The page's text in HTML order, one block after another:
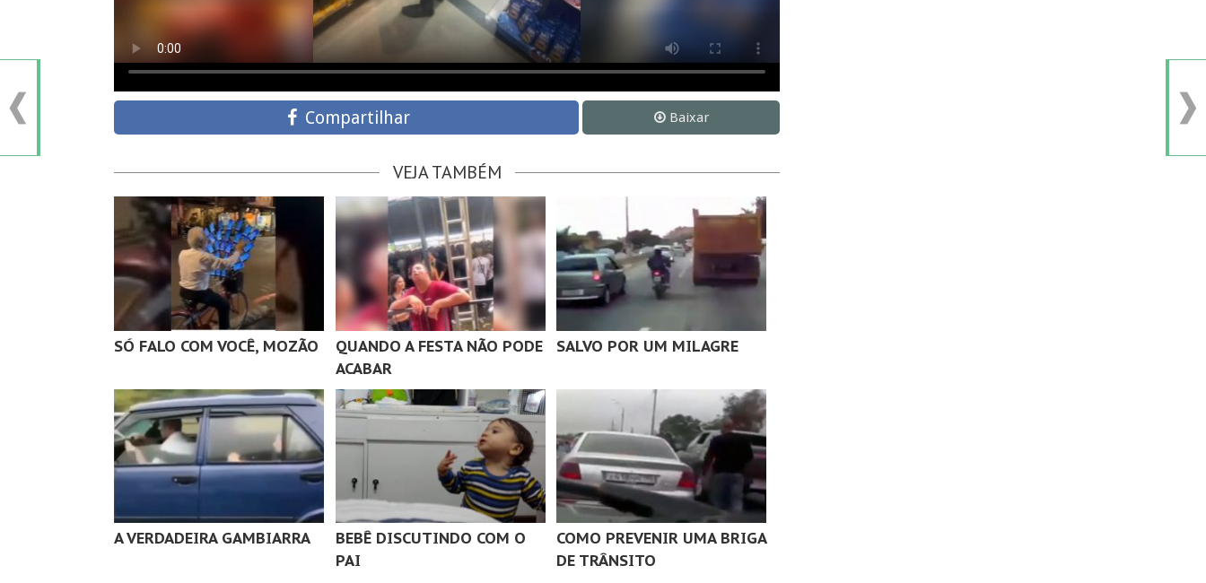
Compartilhar Baixar
VEJA TAMBÉM
SÓ FALO COM VOCÊ, MOZÃO
QUANDO A FESTA NÃO PODE
ACABAR
SALVO POR UM MILAGRE
A VERDADEIRA GAMBIARRA
BEBÊ DISCUTINDO COM O
PAI
COMO PREVENIR UMA BRIGA
DE TRÂNSITO